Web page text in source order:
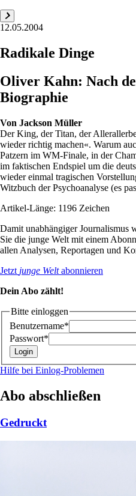
12.05.2004
Radikale Dinge
Oliver Kahn: Nach
Biographie
Von Jackson Müller
Der King, der Titan, der
wieder richtig machen«. Warum
Patzern im WM-Finale, in der
im faktischen Endspiel um die
wieder einmal tragischen
Witzbuch der Psychoanalyse (es
Artikel-Länge: 1196 Zeichen
Damit unabhängiger Journalismus
Sie die junge Welt mit einem
allen Analysen, Reportagen und
Jetzt junge Weltabonnieren
Dein Abo zählt!
Bitte einloggen
Benutzername*
Passwort*
Hilfe bei Einlog-Problemen
Abo abschließen
Gedruckt